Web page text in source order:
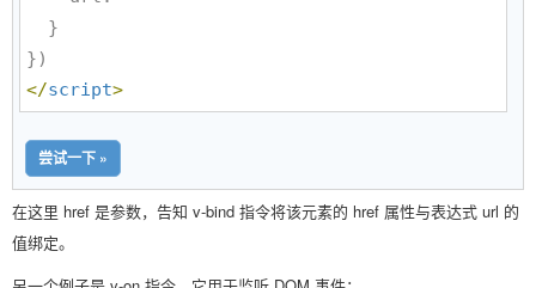
</script>
尝试一下 »
在这里 href 是参数，告知 v-bind 指令将该元素的 href 属性与表达式 url 的
值绑定。